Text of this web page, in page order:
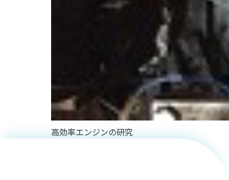
高効率エンジンの研究
持続可能
な次世代